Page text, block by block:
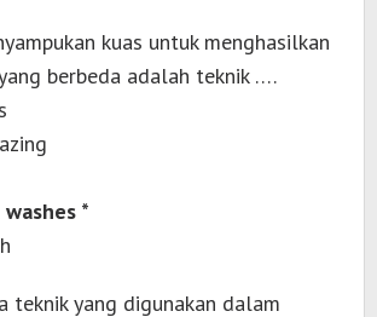
kuas untuk menghasilkan
berbeda adalah teknik ….
*
teknik yang digunakan dalam